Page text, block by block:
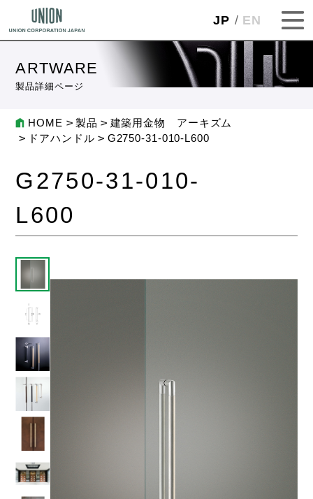
JP EN
ARTWARE
製品詳細ページ
HOME 製品
建築用金物 アーキズム
ドアハンドル
G2750-31-010-L600
G2750-31-010-
L600